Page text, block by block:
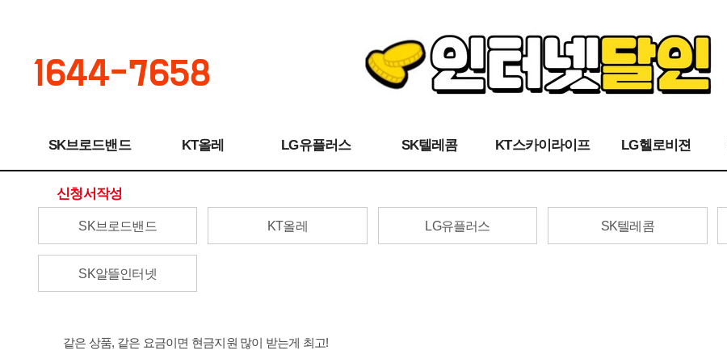
SK브로드밴드 KT올레 LG유플러스 SK텔레콤 KT스카이라이프 LG헬로비젼
신청서작성
1644-7658
SK브로드밴드 KT올레 LG유플러스 SK텔레콤
SK알뜰인터넷
같은 상품, 같은 요금이면 현금지원 많이 받는게 최고!